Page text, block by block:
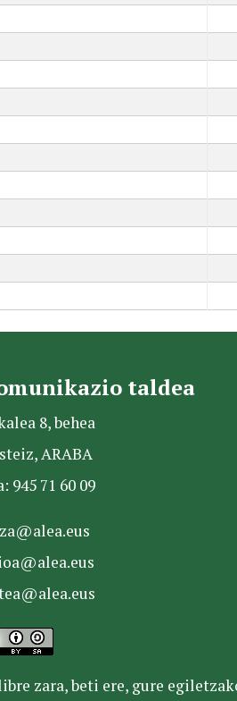
taldea
8, behea
ARABA
945 71 60 09
zara, beti ere, gure